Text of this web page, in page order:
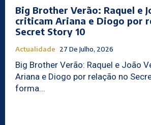
Big Brother Verão: Raquel e
criticam Ariana e Diogo por
Secret Story 10
Actualidade 27 De Julho, 2026
Big Brother Verão: Raquel e João
Ariana e Diogo por relação no
forma...